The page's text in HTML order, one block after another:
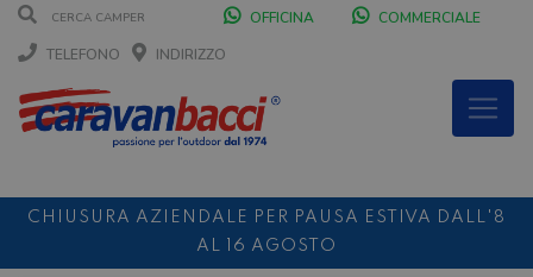
OFFICINA
COMMERCIALE
TELEFONO
INDIRIZZO
CHIUSURA AZIENDALE PER PAUSA ESTIVA DALL'8
AL 16 AGOSTO